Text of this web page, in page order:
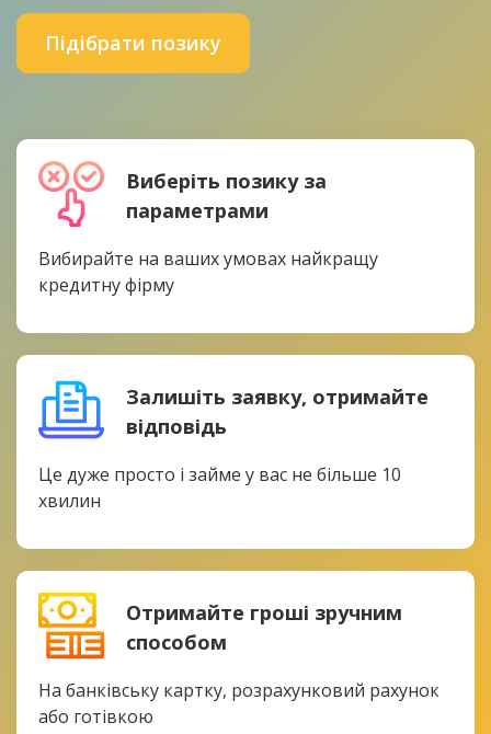
Підібрати позику
Виберіть позику за
параметрами
Вибирайте на ваших умовах найкращу
кредитну фірму
Залишіть заявку, отримайте
відповідь
Це дуже просто і займе у вас не більше 10
хвилин
Отримайте гроші зручним
способом
На банківську картку, розрахунковий рахунок
або готівкою